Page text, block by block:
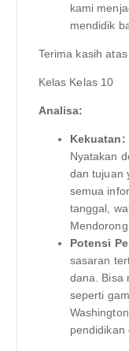
kami
mendidik
Terima kasih
Kelas Kelas 10
Analisa:
Kekuatan:
Nyatakan
dan tujuan
semua
tanggal,
Potensi
sasaran
dana. Bisa
seperti
pendidikan